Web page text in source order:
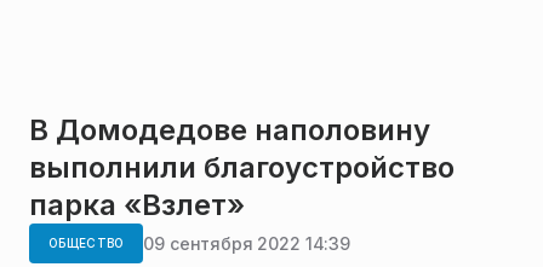
В Домодедове наполовину
выполнили благоустройство
парка «Взлет»
ОБЩЕСТВО 09 сентября 2022 14:39